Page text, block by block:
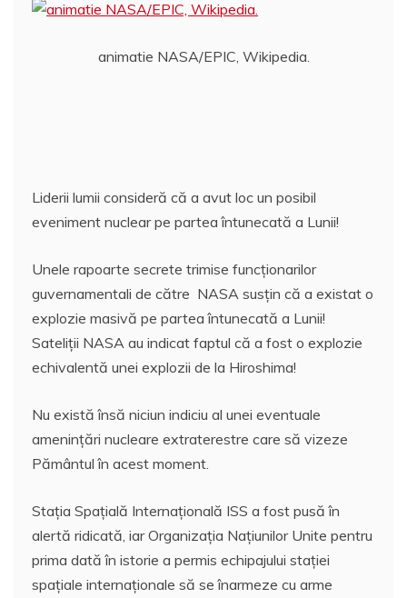
o
p
ă
animatie NASA/EPIC, Wikipedia.
Liderii lumii consideră că a avut loc un posibil
eveniment nuclear pe partea întunecată a Lunii!
Unele rapoarte secrete trimise funcționarilor
guvernamentali de către NASA susţin că a existat o
explozie masivă pe partea întunecată a Lunii!
Sateliţii NASA au indicat faptul că a fost o explozie
echivalentă unei explozii de la Hiroshima!
Nu există însă niciun indiciu al unei eventuale
amenințări nucleare extraterestre care să vizeze
Pământul în acest moment.
Stația Spațială Internațională ISS a fost pusă în
alertă ridicată, iar Organizația Națiunilor Unite pentru
prima dată în istorie a permis echipajului stației
spațiale internaționale să se înarmeze cu arme